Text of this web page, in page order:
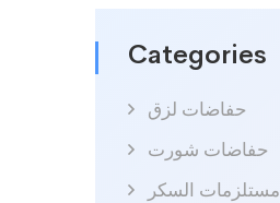
Categories
حفاضات لزق
حفاضات شورت
مستلزمات السكر